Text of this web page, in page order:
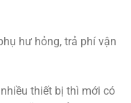
hư hỏng, trả phí vận
thiết bị thì mới có